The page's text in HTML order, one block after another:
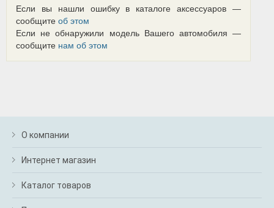
Если вы нашли ошибку в каталоге аксессуаров —
сообщите об этом
Если не обнаружили модель Вашего автомобиля —
сообщите нам об этом
О компании
Интернет магазин
Каталог товаров